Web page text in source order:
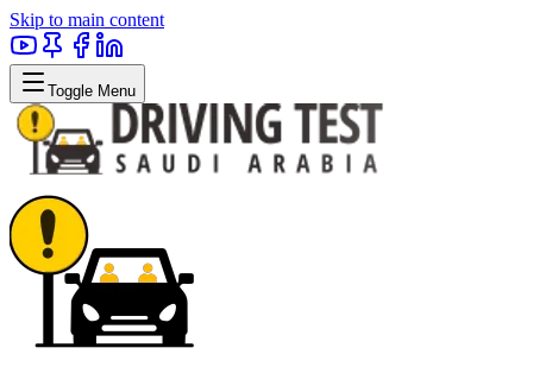
Skip to main content
Toggle Menu